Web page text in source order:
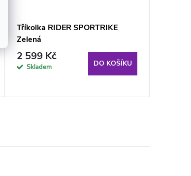
Tříkolka RIDER SPORTRIKE
Zelená
2 599 Kč
Skladem DO KOŠÍKU